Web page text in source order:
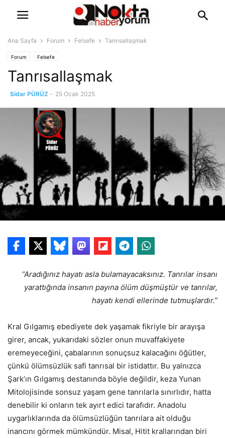
Ana Sayfa Forum Felsefe Tanrısallaşmak
Forum Felsefe
Tanrısallaşmak
Sidar PÜRÜZ - 25 Ocak 2025
‘‘Aradığınız hayatı asla bulamayacaksınız. Tanrılar insanı
yarattığında insanın payına ölüm düşmüştür ve tanrılar,
hayatı kendi ellerinde tutmuşlardır.”
Kral Gılgamış ebediyete dek yaşamak fikriyle bir arayışa
girer, ancak, yukarıdaki sözler onun muvaffakiyete
eremeyeceğini, çabalarının sonuçsuz kalacağını öğütler,
çünkü ölümsüzlük safi tanrısal bir istidattır. Bu yalnızca
Şark’ın Gılgamış destanında böyle değildir, keza Yunan
Mitolojisinde sonsuz yaşam gene tanrılarla sınırlıdır, hatta
denebilir ki onların tek ayırt edici tarafıdır. Anadolu
uygarlıklarında da ölümsüzlüğün tanrılara ait olduğu
inancını görmek mümkündür. Misal, Hitit krallarından biri